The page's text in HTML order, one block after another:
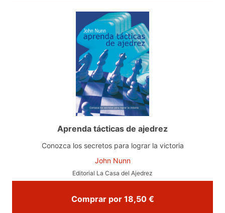
Aprenda tácticas de ajedrez
Conozca los secretos para lograr la victoria
John Nunn
Editorial La Casa del Ajedrez
Comprar por 18,50 €